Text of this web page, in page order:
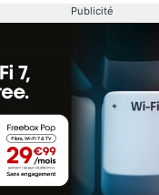
Publicité